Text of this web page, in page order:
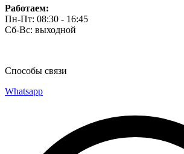
Работаем:
Пн-Пт: 08:30 - 16:45
Сб-Вс: выходной
Способы связи
Whatsapp